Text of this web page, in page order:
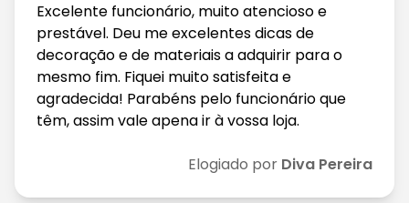
Excelente funcionário, muito atencioso e
prestável. Deu me excelentes dicas de
decoração e de materiais a adquirir para o
mesmo fim. Fiquei muito satisfeita e
agradecida! Parabéns pelo funcionário que
têm, assim vale apena ir à vossa loja.
Elogiado por Diva Pereira